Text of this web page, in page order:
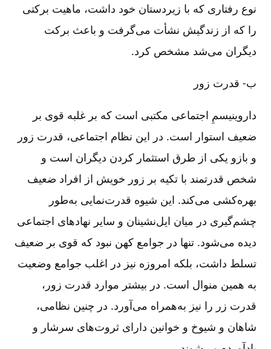
نوع رفتاری که با زیردستان خود داشت، ماهیت برکتی
را که از زندگیش نشأت می‌گرفت و باعث برکت
دیگران می‌شد مشخص کرد.
ب-‏‏ قدرت زور
داروینیسمِ اجتماعی مکتبی است که بر غلبه قوی‌ بر
ضعیف‌ استوار است. در این نظام اجتماعی، قدرت زور
و بازو یکی از طرق استثمار کردن دیگران است و
شخص قدرتمند با تکیه بر زور خویش از افراد ضعیف
بهره‌کشی می‌کند. این شیوه قدرت‌نمایی به‌طور
چشم‌گیری در میان ایل‌نشینان و سایر نهادهای اجتماعی
دیده می‌شود. تنها در جوامع کهن نبود که قوی بر ضعیف
تسلط ‌داشت، بلکه امروزه نیز در اغلب جوامع وضعیت
به همین منوال است. در بیشتر موارد قدرت زور،
قدرت زر را نیز به‌همراه می‌آورد. در چنین نظامی،
شاهان و شیوخ و خوانین دارای ثروت‌های سرشار و